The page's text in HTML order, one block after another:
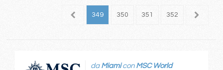
348 349 350 351 352 353
da Miamicon MSC World